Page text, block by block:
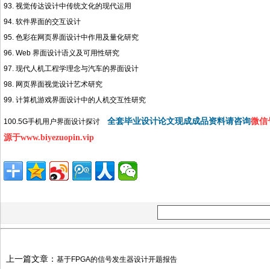
93. 视觉传达设计中传统文化的现代运用
94. 软件界面的交互设计
95. 色彩在网页界面设计中作用及量化研究
96. Web 界面设计语义及可用性研究
97. 现代人机工程学理念与汽车的界面设计
98. 网页界面视觉设计艺术研究
99. 计算机游戏界面设计中的人机交互性研究
100.5G手机用户界面设计探讨 全套毕业设计论文现成成品资料请咨询微信
源于www.biyezuopin.vip
上一篇文章： 基于FPGA的信号发生器设计开题报告